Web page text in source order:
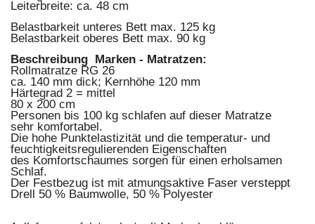
Leiterbreite: ca. 48 cm
Belastbarkeit unteres Bett max. 125 kg
Belastbarkeit oberes Bett max. 90 kg
Beschreibung Marken - Matratzen:
Rollmatratze RG 26
ca. 140 mm dick; Kernhöhe 120 mm
Härtegrad 2 = mittel
80 x 200 cm
Personen bis 100 kg schlafen auf dieser Matratze
sehr komfortabel.
Die hohe Punktelastizität und die temperatur- und
feuchtigkeitsregulierenden Eigenschaften
des Komfortschaumes sorgen für einen erholsamen
Schlaf.
Der Festbezug ist mit atmungsaktive Faser versteppt
Drell 50 % Baumwolle, 50 % Polyester